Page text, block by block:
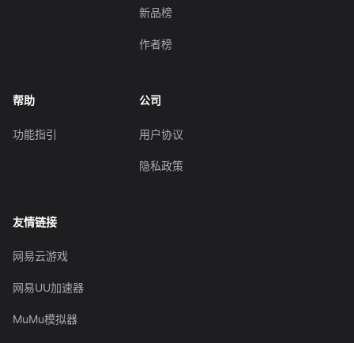
新品榜
作者榜
帮助
功能指引
公司
用户协议
隐私政策
友情链接
网易云游戏
网易UU加速器
MuMu模拟器